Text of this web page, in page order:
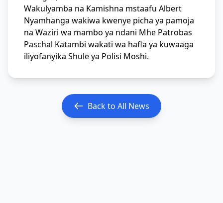
Wakulyamba na Kamishna mstaafu Albert
Nyamhanga wakiwa kwenye picha ya pamoja
na Waziri wa mambo ya ndani Mhe Patrobas
Paschal Katambi wakati wa hafla ya kuwaaga
iliyofanyika Shule ya Polisi Moshi.
Back to All News